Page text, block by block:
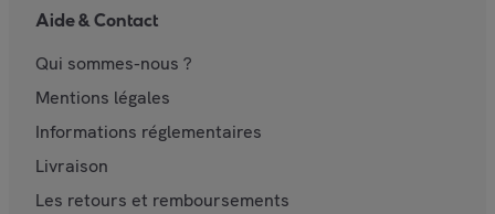
Aide & Contact
Qui sommes-nous ?
Mentions légales
Informations réglementaires
Livraison
Les retours et remboursements